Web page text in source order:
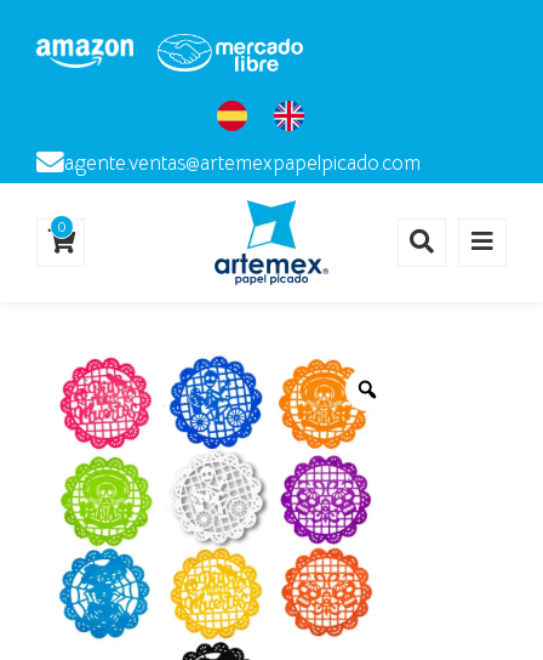
agente.ventas@artemexpapelpicado.com
0